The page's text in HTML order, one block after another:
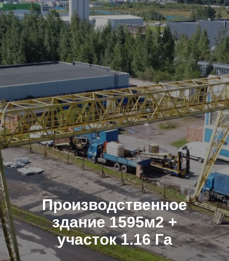
Производственное
здание 1595м2 +
участок 1.16 Га